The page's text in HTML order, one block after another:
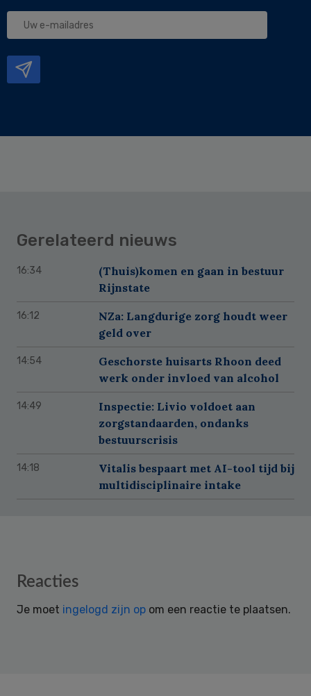
Uw
Gerelateerd nieuws
16:34
(Thuis)komen en gaan in bestuur
Rijnstate
16:12
NZa: Langdurige zorg houdt weer
geld over
14:54
Geschorste huisarts Rhoon deed
werk onder invloed van alcohol
14:49
Inspectie: Livio voldoet aan
zorgstandaarden, ondanks
bestuurscrisis
14:18
Vitalis bespaart met AI-tool tijd bij
multidisciplinaire intake
Reader
Reacties
Je moet ingelogd zijn op om een reactie te plaatsen.